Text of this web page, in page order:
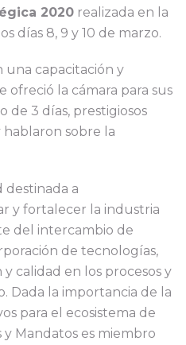
2020 realizada en la
días 8, 9 y 10 de marzo.
una capacitación y
ofreció la cámara para sus
de 3 días, prestigiosos
hablaron sobre la
destinada a
y fortalecer la industria
del intercambio de
de tecnologías,
calidad en los procesos y
Dada la importancia de la
para el ecosistema de
y Mandatos es miembro